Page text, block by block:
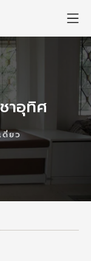
าอุทิศ
ดี่ยว